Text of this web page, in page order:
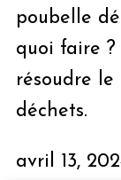
poubelle
quoi faire
résoudre le
déchets.
avril 13,